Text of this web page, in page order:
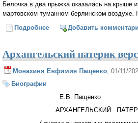
Белочка в два прыжка оказалась на крыше
мартовском туманном берлинском воздухе.
Подробнее о Эликсир этрусков
Добавить
Архангельский патерик
Монахиня Евфимия Пащенко , 01/11/
Биографии
Е.В.
АРХАНГЕЛЬСКИЙ